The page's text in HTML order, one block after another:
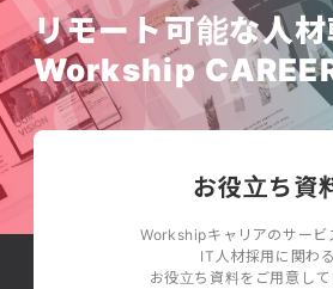
リモート可能な人
Workship
お役立ち資
Workshipキャリアのサービ
IT人材採用に関わる
お役立ち資料をご用意して